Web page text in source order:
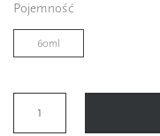
Pojemność
60ml